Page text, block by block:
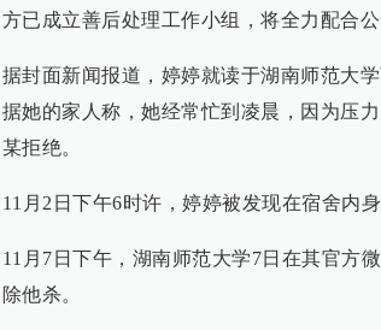
方已成立善后处理工作小组，将全力配合
据封面新闻报道，婷婷就读于湖南师范大
据她的家人称，她经常忙到凌晨，因为压
某拒绝。
11月2日下午6时许，婷婷被发现在宿舍内身
11月7日下午，湖南师范大学7日在其官方
除他杀。